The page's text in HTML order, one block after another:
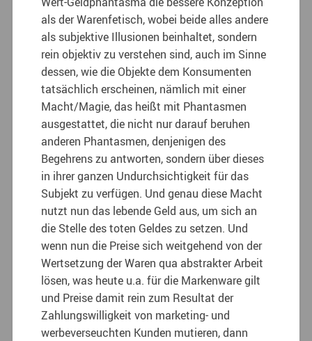
als der Warenfetisch, wobei beide alles andere
als subjektive Illusionen beinhaltet, sondern
rein objektiv zu verstehen sind, auch im Sinne
dessen, wie die Objekte dem Konsumenten
tatsächlich erscheinen, nämlich mit einer
Macht/Magie, das heißt mit Phantasmen
ausgestattet, die nicht nur darauf beruhen
anderen Phantasmen, denjenigen des
Begehrens zu antworten, sondern über dieses
in ihrer ganzen Undurchsichtigkeit für das
Subjekt zu verfügen. Und genau diese Macht
nutzt nun das lebende Geld aus, um sich an
die Stelle des toten Geldes zu setzen. Und
wenn nun die Preise sich weitgehend von der
Wertsetzung der Waren qua abstrakter Arbeit
lösen, was heute u.a. für die Markenware gilt
und Preise damit rein zum Resultat der
Zahlungswilligkeit von marketing- und
werbeverseuchten Kunden mutieren, dann